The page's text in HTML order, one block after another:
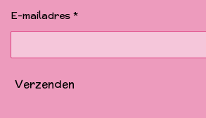
k
a
E-mailadres *
Verzenden